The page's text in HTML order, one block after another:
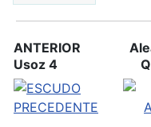
ANTERIOR
Usoz 4